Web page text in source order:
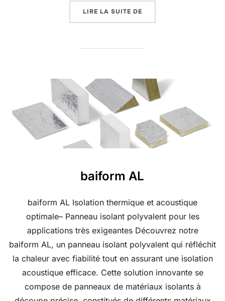
LIRE LA SUITE DE
baiform AL
baiform AL Isolation thermique et acoustique
optimale– Panneau isolant polyvalent pour les
applications très exigeantes Découvrez notre
baiform AL, un panneau isolant polyvalent qui réfléchit
la chaleur avec fiabilité tout en assurant une isolation
acoustique efficace. Cette solution innovante se
compose de panneaux de matériaux isolants à